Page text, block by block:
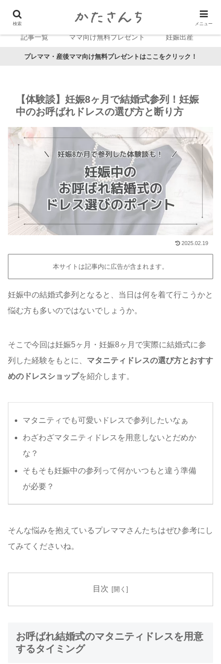
記事一覧 ママ向け無料プレゼント 妊娠出産
プレママ・産後ママ向け無料プレゼントはここをクリック！
【体験談】妊娠8ヶ月で結婚式参列！妊娠
中のお呼ばれドレスの選び方と断り方
2025.02.19
本サイトは記事内に広告が含まれます。
妊娠中の結婚式参列となると、当日は何を着て行こうかと
悩む方も多いのではないでしょうか。
そこで今回は妊娠5ヶ月・妊娠8ヶ月で実際に結婚式に参
列した経験をもとに、 マタニティドレスの選び方とおすす
めのドレスショップを紹介します。
マタニティでも可愛いドレスで参列したいなぁ
わざわざマタニティドレスを用意しないとだめか
な？
そもそも妊娠中の参列って何かいつもと違う準備
が必要？
そんな悩みを抱えているプレママさんたちはぜひ参考にし
てみてくださいね。
目次
お呼ばれ結婚式のマタニティドレスを用意
するタイミング
検索 メニュー